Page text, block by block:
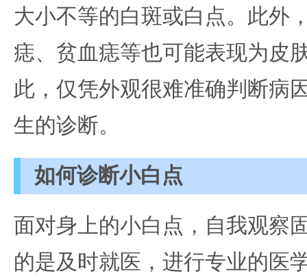
大小不等的白斑或白点。此外
痣、贫血痣等也可能表现为皮
此，仅凭外观很难准确判断病
生的诊断。
如何诊断小白点
面对身上的小白点，自我观察
的是及时就医，进行专业的医